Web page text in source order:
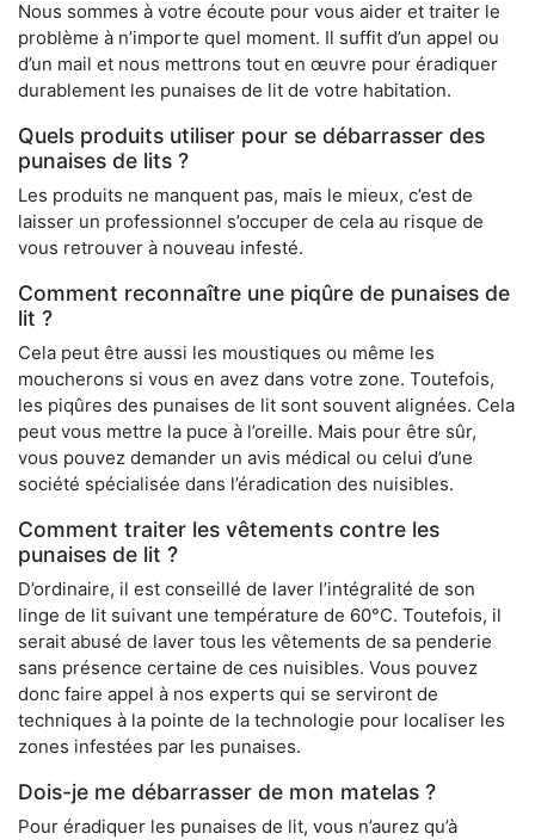
Nous sommes à votre écoute pour vous aider et traiter le
problème à n’importe quel moment. Il suffit d’un appel ou
d’un mail et nous mettrons tout en œuvre pour éradiquer
durablement les punaises de lit de votre habitation.
Quels produits utiliser pour se débarrasser des
punaises de lits ?
Les produits ne manquent pas, mais le mieux, c’est de
laisser un professionnel s’occuper de cela au risque de
vous retrouver à nouveau infesté.
Comment reconnaître une piqûre de punaises de
lit ?
Cela peut être aussi les moustiques ou même les
moucherons si vous en avez dans votre zone. Toutefois,
les piqûres des punaises de lit sont souvent alignées. Cela
peut vous mettre la puce à l’oreille. Mais pour être sûr,
vous pouvez demander un avis médical ou celui d’une
société spécialisée dans l’éradication des nuisibles.
Comment traiter les vêtements contre les
punaises de lit ?
D’ordinaire, il est conseillé de laver l’intégralité de son
linge de lit suivant une température de 60°C. Toutefois, il
serait abusé de laver tous les vêtements de sa penderie
sans présence certaine de ces nuisibles. Vous pouvez
donc faire appel à nos experts qui se serviront de
techniques à la pointe de la technologie pour localiser les
zones infestées par les punaises.
Dois-je me débarrasser de mon matelas ?
Pour éradiquer les punaises de lit, vous n’aurez qu’à